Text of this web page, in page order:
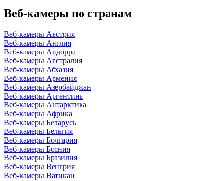
Веб-камеры по странам
Веб-камеры Австрия
Веб-камеры Англия
Веб-камеры Андорра
Веб-камеры Австралия
Веб-камеры Абхазия
Веб-камеры Армения
Веб-камеры Азербайджан
Веб-камеры Аргентина
Веб-камеры Антарктика
Веб-камеры Африка
Веб-камеры Беларусь
Веб-камеры Бельгия
Веб-камеры Болгария
Веб-камеры Босния
Веб-камеры Бразилия
Веб-камеры Венгрия
Веб-камеры Ватикан